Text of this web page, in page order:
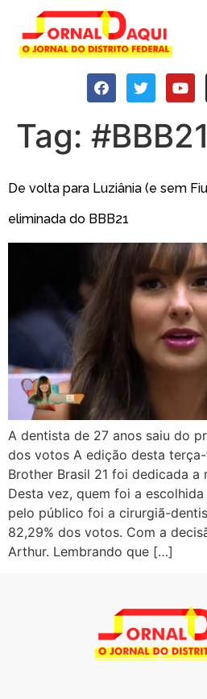
Tag: #BBB21
De volta para Luziânia (e sem
eliminada do BBB21
A dentista de 27 anos saiu do
dos votos A edição desta
Brother Brasil 21 foi dedicada a
Desta vez, quem foi a
pelo público foi a cirurgiã-
82,29% dos votos. Com a
Arthur. Lembrando que […]